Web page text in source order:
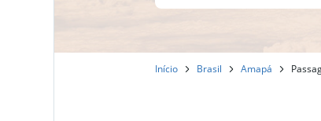
Início Brasil Amapá